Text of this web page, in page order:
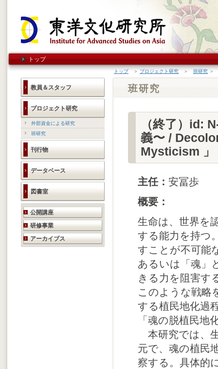
トップ
教員＆スタッフ
プロジェクト研究
外部資金による研究
班研究
刊行物
データベース
図書室
研究活動のご案内
公開講座
研修事業
アーカイブス
トップ＞ プロジェクト研究 ＞ 班研究 ＞
班研究
（終了）id:
義〜 /
Mysticism 」
主任： 安冨歩
概要：
生命は、世界を
する能力を持つ
すことが不可能
あるいは「魂」
きる力を阻害す
このような戦略
する植民地化過
「魂の脱植民地
本研究では、
元で、魂の植民
察する。具体的